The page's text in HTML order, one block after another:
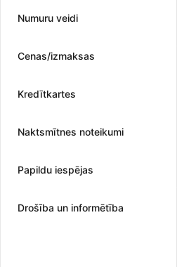
Numuru veidi
Cenas/izmaksas
Kredītkartes
Naktsmītnes noteikumi
Papildu iespējas
Drošība un informētība